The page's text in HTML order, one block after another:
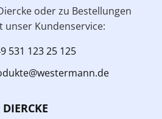
oder zu Bestellungen
unser Kundenservice:
531 123 25 125
DIERCKE